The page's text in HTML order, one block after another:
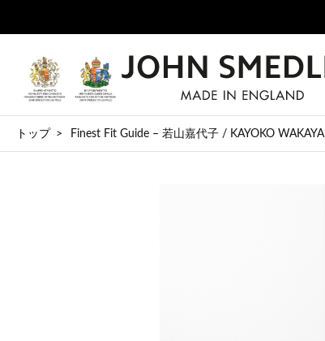
トップ Finest Fit Guide – 若山嘉代子 / KAYOKO